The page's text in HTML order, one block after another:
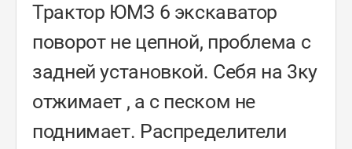
Трактор ЮМЗ 6 экскаватор
поворот не цепной, проблема с
задней установкой. Себя на 3ку
отжимает , а с песком не
поднимает. Распределители